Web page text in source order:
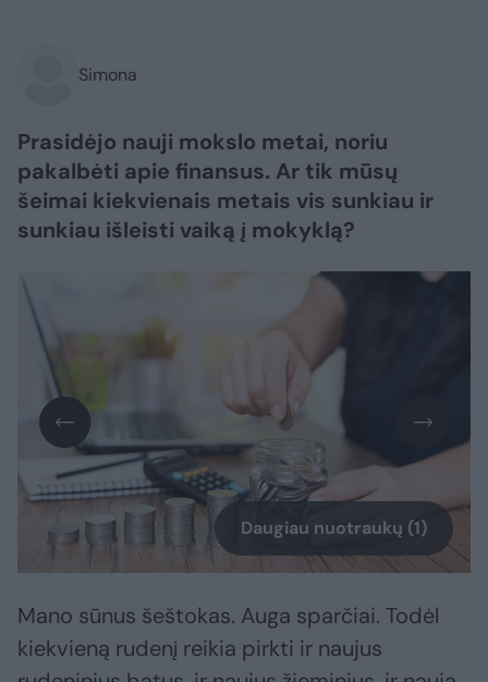
Simona
Prasidėjo nauji mokslo metai, noriu
pakalbėti apie finansus. Ar tik mūsų
šeimai kiekvienais metais vis sunkiau ir
sunkiau išleisti vaiką į mokyklą?
Daugiau nuotraukų (1)
Mano sūnus šeštokas. Auga sparčiai. Todėl
kiekvieną rudenį reikia pirkti ir naujus